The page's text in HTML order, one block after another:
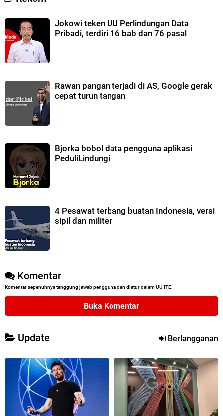
Jokowi teken UU Perlindungan Data
Pribadi, terdiri 16 bab dan 76 pasal
Rawan pangan terjadi di AS, Google gerak
cepat turun tangan
Bjorka bobol data pengguna aplikasi
PeduliLindungi
4 Pesawat terbang buatan Indonesia, versi
sipil dan militer
Komentar
Komentar sepenuhnya tanggung jawab pengguna dan diatur dalam UU ITE.
Buka Komentar
Update Berlangganan